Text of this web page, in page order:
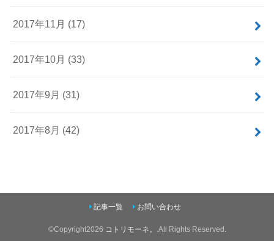
2017年11月 (17)
2017年10月 (33)
2017年9月 (31)
2017年8月 (42)
記事一覧 お問い合わせ
©Copyright2026 コトリモーネ。 .All Rights Reserved.